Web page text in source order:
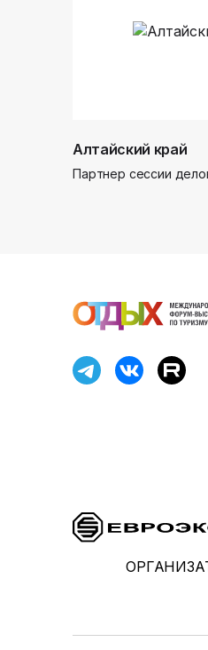
Алтайский край
Партнер сессии